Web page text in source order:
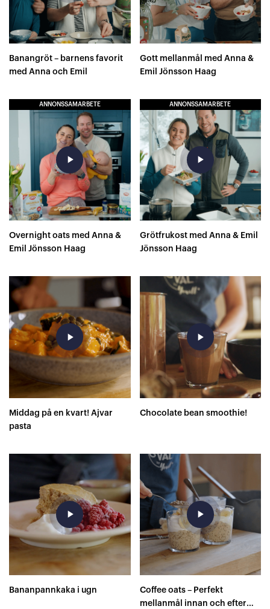
Banangröt – barnens favorit
med Anna och Emil
Gott mellanmål med Anna &
Emil Jönsson Haag
ANNONSSAMARBETE
play_arrow
Overnight oats med Anna &
Emil Jönsson Haag
ANNONSSAMARBETE
play_arrow
Grötfrukost med Anna & Emil
Jönsson Haag
play_arrow
Middag på en kvart! Ajvar
pasta
play_arrow
Chocolate bean smoothie!
play_arrow
Bananpannkaka i ugn
play_arrow
Coffee oats – Perfekt
mellanmål innan och efter